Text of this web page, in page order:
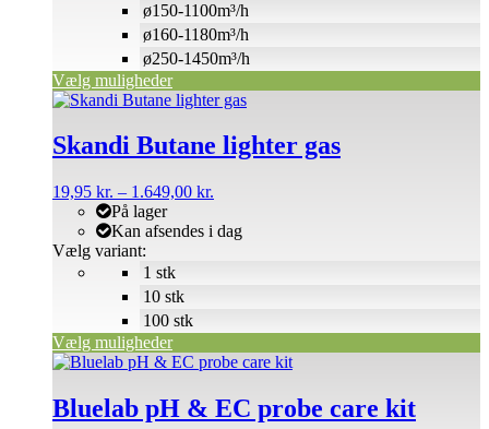
Vælg muligheder
ø150-1100m³/h
ø160-1180m³/h
ø250-1450m³/h
Skandi Butane lighter gas
19,95 kr. – 1.649,00 kr.
til
På lager
Kan afsendes i dag
Vælg variant:
Vælg muligheder
Dette
har
flere
Mulighederne
vælges
på
varesiden
1 stk
10 stk
100 stk
Bluelab pH & EC probe care kit